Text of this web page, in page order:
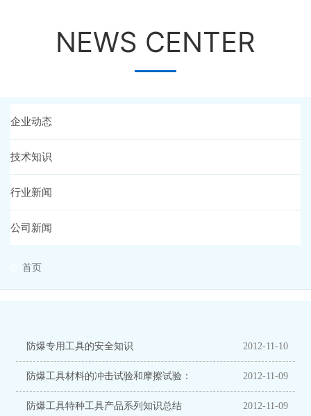
们
产品中心
在线留言
联系我们
NEWS CENTER
企业动态
技术知识
行业新闻
公司新闻
首页
防爆专用工具的安全知识 2012-11-10
防爆工具材料的冲击试验和摩擦试验： 2012-11-09
防爆工具特种工具产品系列知识总结 2012-11-09